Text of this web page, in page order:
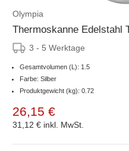
Olympia
Thermoskanne Edelstahl
3 - 5 Werktage
Gesamtvolumen (L): 1.5
Farbe: Silber
Produktgewicht (kg): 0.72
26,15 €
31,12 € inkl. MwSt.